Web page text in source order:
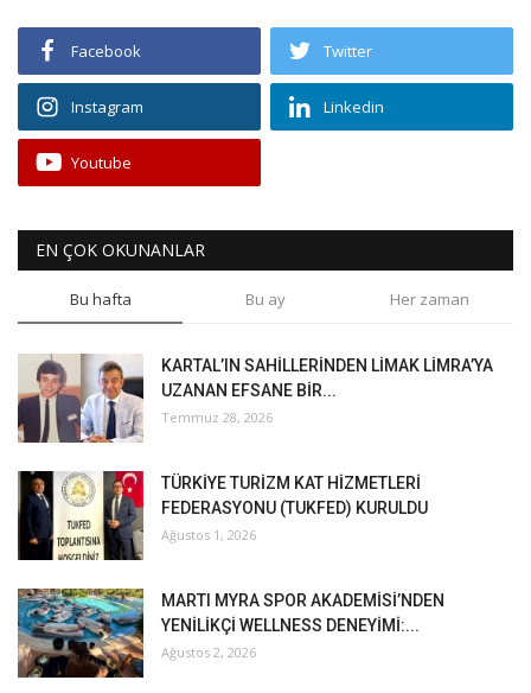
Facebook Twitter
Instagram Linkedin
Youtube
EN ÇOK OKUNANLAR
Bu hafta Bu ay Her zaman
KARTAL’IN SAHİLLERİNDEN LİMAK LİMRA’YA
UZANAN EFSANE BİR...
Temmuz 28, 2026
TÜRKİYE TURİZM KAT HİZMETLERİ
FEDERASYONU (TUKFED) KURULDU
Ağustos 1, 2026
MARTI MYRA SPOR AKADEMİSİ’NDEN
YENİLİKÇİ WELLNESS DENEYİMİ:...
Ağustos 2, 2026